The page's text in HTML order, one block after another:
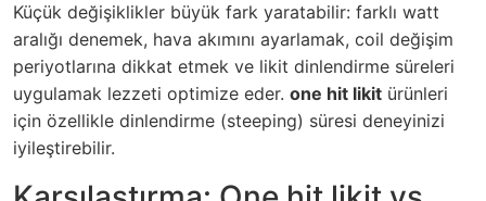
Küçük değişiklikler büyük fark yaratabilir: farklı watt
aralığı denemek, hava akımını ayarlamak, coil değişim
periyotlarına dikkat etmek ve likit dinlendirme süreleri
uygulamak lezzeti optimize eder. one hit likit ürünleri
için özellikle dinlendirme (steeping) süresi deneyinizi
iyileştirebilir.